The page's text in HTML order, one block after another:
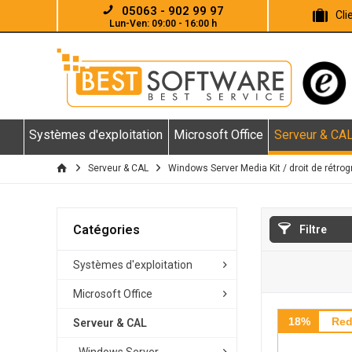
05063 - 902 99 97
Lun-Ven: 09:00 - 16:00 h
Systèmes d'exploitation Microsoft Office Serveur &
Serveur & CAL Windows Server Media Kit / droit de
Catégories
Systèmes d'exploitation
Microsoft Office
Serveur & CAL
Filtre
18%